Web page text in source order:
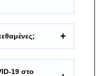
19 στο